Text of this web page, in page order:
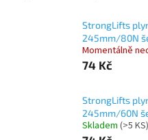
StrongLifts
245mm/80N
Momentálně
74 Kč
StrongLifts
245mm/60N
Skladem (>5 KS)